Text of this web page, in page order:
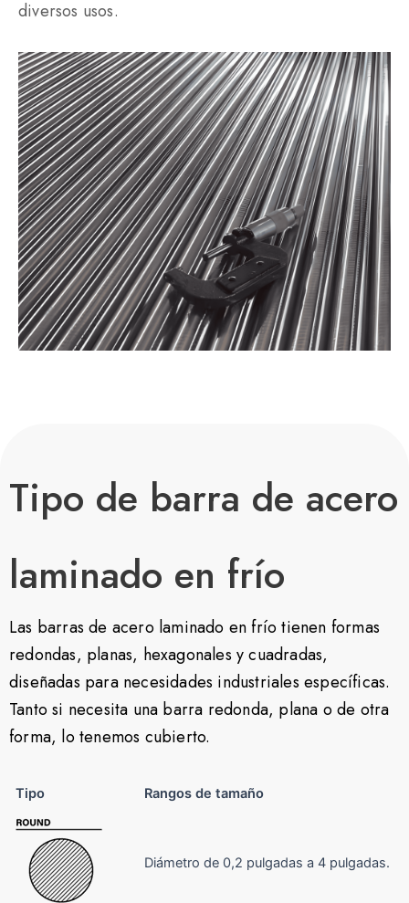
diversos usos.
Tipo de barra de acero
laminado en frío
Las barras de acero laminado en frío tienen formas
redondas, planas, hexagonales y cuadradas,
diseñadas para necesidades industriales específicas.
Tanto si necesita una barra redonda, plana o de otra
forma, lo tenemos cubierto.
Tipo Rangos de tamaño
Diámetro de 0,2 pulgadas a 4 pulgadas.